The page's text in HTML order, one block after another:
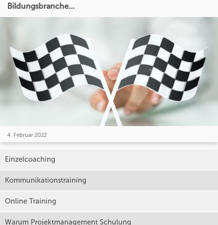
Bildungsbranche...
4. Februar 2022
Einzelcoaching
Kommunikationstraining
Online Training
Warum Projektmanagement Schulung